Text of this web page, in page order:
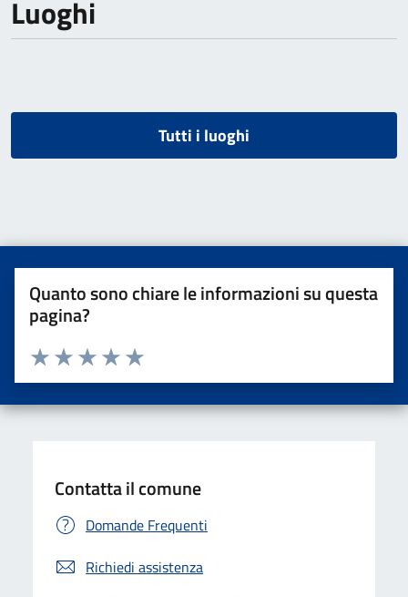
Luoghi
Tutti i luoghi
Quanto sono chiare le informazioni su questa
pagina?
Valuta da 1 a 5 stelle la pagina
Valuta 5 stelle su 5
Valuta 4 stelle su 5
Valuta 3 stelle su 5
Valuta 2 stelle su 5
Valuta una stella su 5
Contatta il comune
Domande Frequenti
Richiedi assistenza